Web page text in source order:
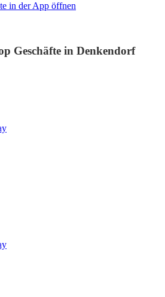
in der App öffnen
Geschäfte in Denkendorf